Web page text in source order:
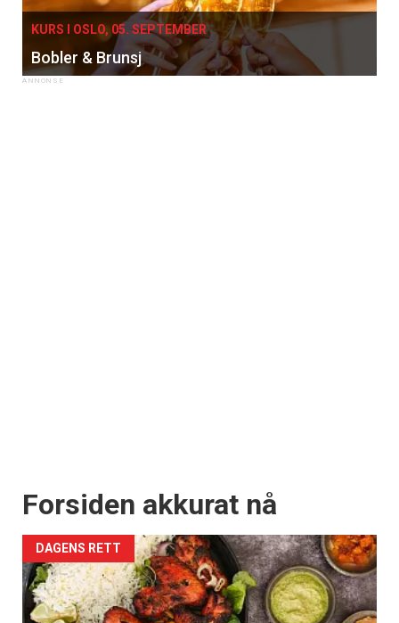
KURS I OSLO, 05. SEPTEMBER
Bobler & Brunsj
Forsiden akkurat nå
DAGENS RETT